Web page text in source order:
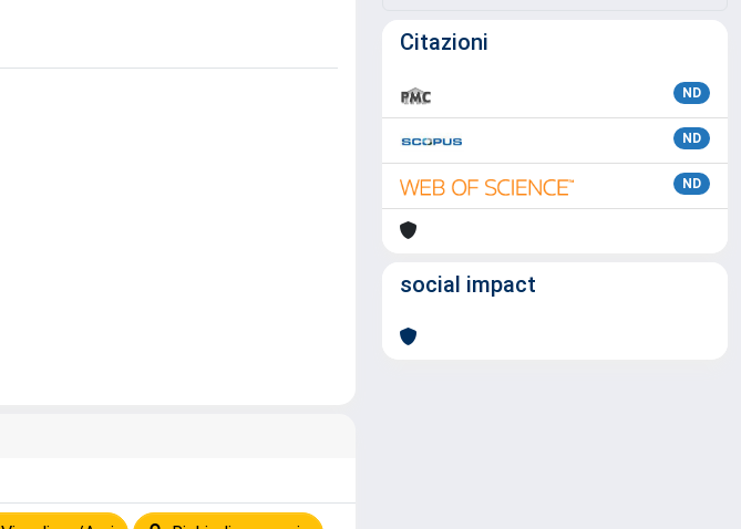
Citazioni
ND
ND
ND
social impact